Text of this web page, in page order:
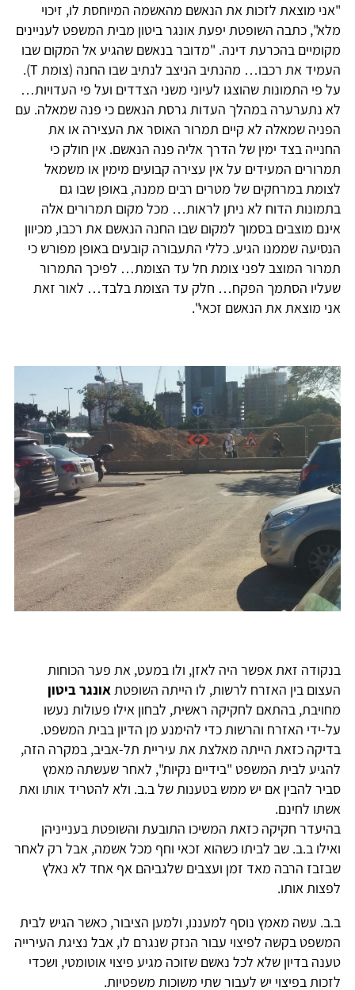
"אני מוצאת לזכות את הנאשם מהאשמה המיוחסת לו, זיכוי
מלא", כתבה השופטת יפעת אונגר ביטון מבית המשפט לעניינים
מקומיים בהכרעת דינה. "מדובר בנאשם שהגיע אל המקום שבו
העמיד את רכבו… מהנתיב הניצב לנתיב שבו החנה (צומת T).
על פי התמונות שהוצגו לעיוני משני הצדדים ועל פי העדויות…
לא נתערערה במהלך העדות גרסת הנאשם כי פנה שמאלה. עם
הפניה שמאלה לא קיים תמרור האוסר את העצירה או את
החנייה בצד ימין של הדרך אליה פנה הנאשם. אין חולק כי
תמרורים המעידים על אין עצירה קבועים מימין או משמאל
לצומת במרחקים של מטרים רבים ממנה, באופן שבו גם
בתמונות הדוח לא ניתן לראות… מכל מקום תמרורים אלה
אינם מוצבים בסמוך למקום שבו החנה הנאשם את רכבו, מכיוון
הנסיעה שממנו הגיע. כללי התעבורה קובעים באופן מפורש כי
תמרור המוצב לפני צומת חל עד הצומת… לפיכך התמרור
שעליו הסתמך הפקח… חלק עד הצומת בלבד… לאור זאת
אני מוצאת את הנאשם זכאי".
בנקודה זאת אפשר היה לאזן, ולו במעט, את פער הכוחות
העצום בין האזרח לרשות, לו הייתה השופטתאונגר ביטון
מחויבת, בהתאם לחקיקה ראשית, לבחון אילו פעולות נעשו
על-ידי האזרח והרשות כדי להימנע מן הדיון בבית המשפט.
בדיקה כזאת הייתה מאלצת את עיריית תל-אביב, במקרה הזה,
להגיע לבית המשפט "בידיים נקיות", לאחר שעשתה מאמץ
סביר להבין אם יש ממש בטענות של ב.ב. ולא להטריד אותו ואת
אשתו לחינם.
בהיעדר חקיקה כזאת המשיכו התובעת והשופטת בענייניהן
ואילו ב.ב. שב לביתו כשהוא זכאי וחף מכל אשמה, אבל רק לאחר
שבזבז הרבה מאד זמן ועצבים שלגביהם אף אחד לא נאלץ
לפצות אותו.
ב.ב. עשה מאמץ נוסף למעננו, ולמען הציבור, כאשר הגיש לבית
המשפט בקשה לפיצוי עבור הנזק שנגרם לו, אבל נציגת העירייה
טענה בדיון שלא לכל נאשם שזוכה מגיע פיצוי אוטומטי, ושכדי
לזכות בפיצוי יש לעבור שתי משוכות משפטיות.